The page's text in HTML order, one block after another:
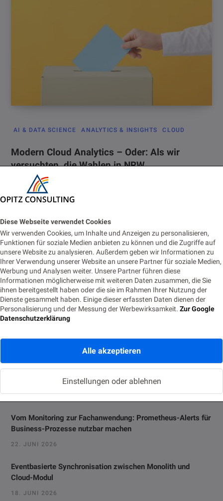
Diese Webseite verwendet Cookies
Wir verwenden Cookies, um Inhalte und Anzeigen zu personalisieren,
Funktionen für soziale Medien anbieten zu können und die Zugriffe auf
unsere Website zu analysieren. Außerdem geben wir Informationen zu
Ihrer Verwendung unserer Website an unsere Partner für soziale Medien,
Werbung und Analysen weiter. Unsere Partner führen diese
Informationen möglicherweise mit weiteren Daten zusammen, die Sie
ihnen bereitgestellt haben oder die sie im Rahmen Ihrer Nutzung der
Dienste gesammelt haben. Einige dieser erfassten Daten dienen der
Personalisierung und der Messung der Werbewirksamkeit. Zur Google
Datenschutzerklärung
Alle akzeptieren
Einstellungen oder ablehnen
AI & DATA SCIENCE ANALYTICS & INSIGHTS CLOUD
Modern Cloud Analytics – Oder: Als wir
versuchten, die Wahlen in NRW
vorherzusehen*
9. DEZEMBER 2022
und vielen neuen Möglichkeiten der…
Oracle Forms 14: New Features Every Forms Developer
2. JULI 2026
Vom Monitoring zur Fachanwendung: Prometheus-Alerts für
Business-Prozesse nutzbar machen
22. JUNI 2026
Eventbasierte Synchronisation zwischen Monolith und
Cloud-Modul
18. JUNI 2026